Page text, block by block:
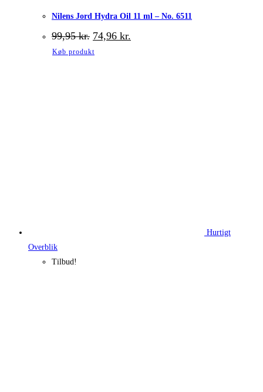
Nilens Jord Hydra Oil 11 ml – No. 6511
99,95kr. Den
oprindelige
pris
74,96 kr.
aktuelle
Køb produkt
Hurtigt
Overblik
Tilbud!